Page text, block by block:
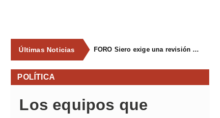
Últimas Noticias FORO Siero exige una revisión integral del servicio de recogida de residuos para acabar con los contenedores desbordados y la imagen de abandono del concejo
POLÍTICA
Los equipos que